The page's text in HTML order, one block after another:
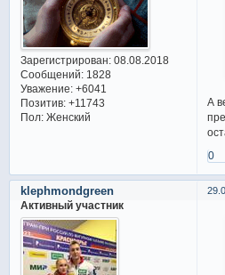
Зарегистрирован: 08.08.2018
Сообщений:1828
Уважение: +6041
Позитив: +11743
Пол:Женский
А
0
klephmondgreen
Активный участник